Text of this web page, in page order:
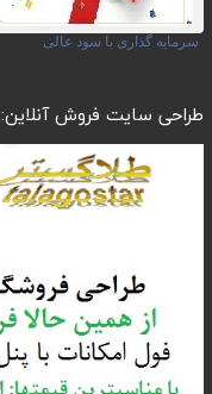
سرمایه گذاری با سود عالی
طراحی سایت فروش آنلاین: